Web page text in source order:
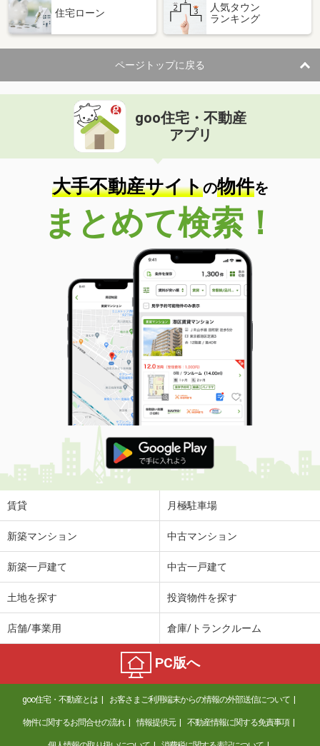
住宅ローン
人気タウン
ランキング
ページトップに戻る
goo住宅・不動産
アプリ
大手不動産サイトの物件を
まとめて検索！
賃貸 月極駐車場
新築マンション 中古マンション
新築一戸建て 中古一戸建て
土地を探す 投資物件を探す
店舗/事業用 倉庫/トランクルーム
PC版へ
goo住宅・不動産とは お客さまご利用端末からの情報の外部送信について
物件に関するお問合せの流れ 情報提供元 不動産情報に関する免責事項